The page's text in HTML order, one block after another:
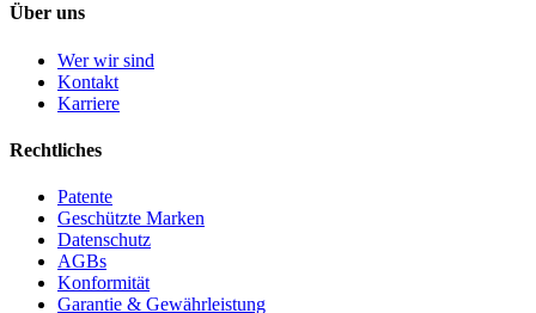
Über uns
Wer wir sind
Kontakt
Karriere
Rechtliches
Patente
Geschützte Marken
Datenschutz
AGBs
Konformität
Garantie & Gewährleistung